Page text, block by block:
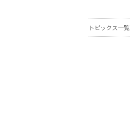
トピックス一覧